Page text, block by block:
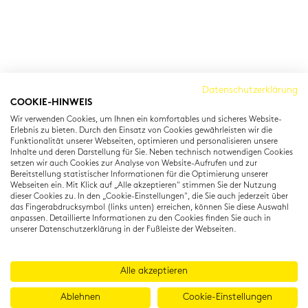
80333 München
T: +49 (0) 89 22 11 15
info@cambridgeinstitut.de
www.cambridgeinstitut.de
Datenschutzerklärung
COOKIE-HINWEIS
Wir verwenden Cookies, um Ihnen ein komfortables und sicheres Website-
Erlebnis zu bieten. Durch den Einsatz von Cookies gewährleisten wir die
Funktionalität unserer Webseiten, optimieren und personalisieren unsere
Inhalte und deren Darstellung für Sie. Neben technisch notwendigen Cookies
setzen wir auch Cookies zur Analyse von Website-Aufrufen und zur
Bereitstellung statistischer Informationen für die Optimierung unserer
Webseiten ein. Mit Klick auf „Alle akzeptieren" stimmen Sie der Nutzung
dieser Cookies zu. In den „Cookie-Einstellungen", die Sie auch jederzeit über
das Fingerabdrucksymbol (links unten) erreichen, können Sie diese Auswahl
anpassen. Detaillierte Informationen zu den Cookies finden Sie auch in
unserer Datenschutzerklärung in der Fußleiste der Webseiten.
Alle akzeptieren
Ablehnen Cookie-Einstellungen